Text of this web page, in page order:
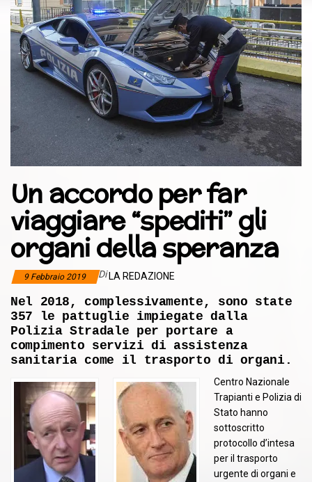
Un accordo per far
viaggiare “spediti” gli
organi della speranza
9 Febbraio 2019 DiLA REDAZIONE
Nel 2018, complessivamente, sono state
357 le pattuglie impiegate dalla
Polizia Stradale per portare a
compimento servizi di assistenza
sanitaria come il trasporto di organi.
Centro Nazionale
Trapianti e Polizia di
Stato hanno
sottoscritto
protocollo d’intesa
per il trasporto
urgente di organi e